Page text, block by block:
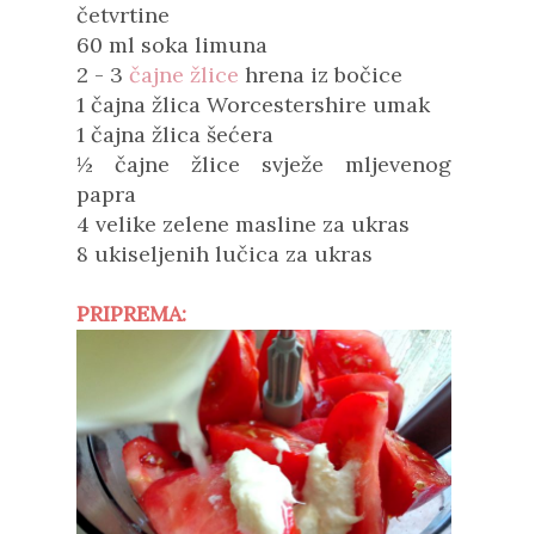
četvrtine
60 ml soka limuna
2 - 3 čajne žlice hrena iz bočice
1 čajna žlica Worcestershire umak
1 čajna žlica šećera
½ čajne žlice svježe mljevenog
papra
4 velike zelene masline za ukras
8 ukiseljenih lučica za ukras
PRIPREMA: